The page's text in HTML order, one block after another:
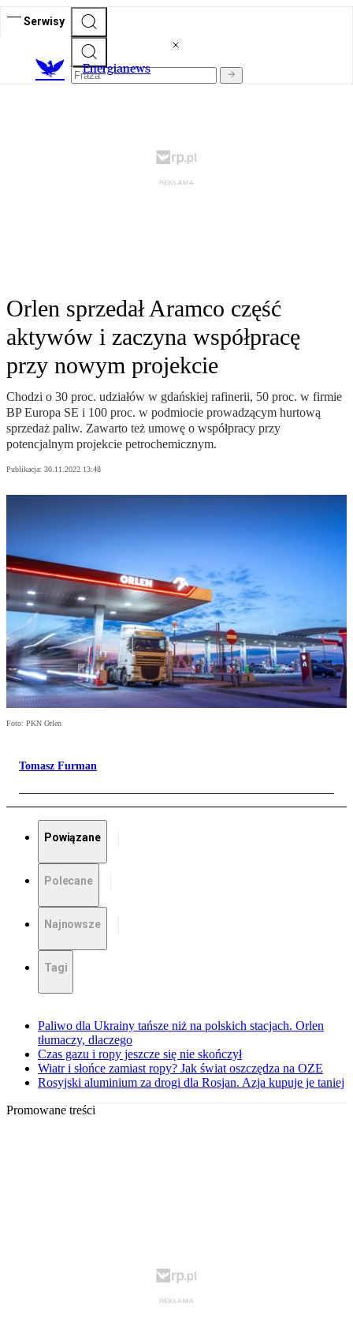
Serwisy
Energianews
Orlen sprzedał Aramco część
aktywów i zaczyna współpracę
przy nowym projekcie
Chodzi o 30 proc. udziałów w gdańskiej rafinerii, 50 proc. w firmie
BP Europa SE i 100 proc. w podmiocie prowadzącym hurtową
sprzedaż paliw. Zawarto też umowę o współpracy przy
potencjalnym projekcie petrochemicznym.
Publikacja: 30.11.2022 13:48
Foto: PKN Orlen
Tomasz Furman
Powiązane
Polecane
Najnowsze
Tagi
Paliwo dla Ukrainy tańsze niż na polskich stacjach. Orlen
tłumaczy, dlaczego
Czas gazu i ropy jeszcze się nie skończył
Wiatr i słońce zamiast ropy? Jak świat oszczędza na OZE
Rosyjski aluminium za drogi dla Rosjan. Azja kupuje je taniej
Promowane treści